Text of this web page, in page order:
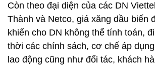
Còn theo đại diện của các DN
Thành và Netco, giá xăng dầu biến
khiến cho DN không thể tính toán,
thời các chính sách, cơ chế áp
lao động cũng như đối tác, khách